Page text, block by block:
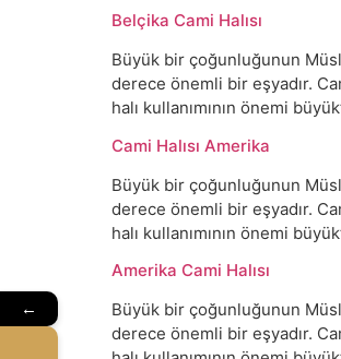
Belçika Cami Halısı
Büyük bir çoğunluğunun
derece önemli bir eşyadır.
halı kullanımının önemi
Cami Halısı Amerika
Büyük bir çoğunluğunun
derece önemli bir eşyadır.
halı kullanımının önemi
Amerika Cami Halısı
Büyük bir çoğunluğunun
derece önemli bir eşyadır.
←